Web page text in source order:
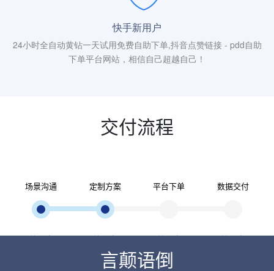
快手新用户
24小时全自动黄钻一天试用免费自助下单,抖音点赞链接 - pdd自助
下单平台网站，相信自己超越自己！
交付流程
场景沟通
第一步
定制方案
第二步
平台下单
第三步
数据交付
第四步
言颠语倒